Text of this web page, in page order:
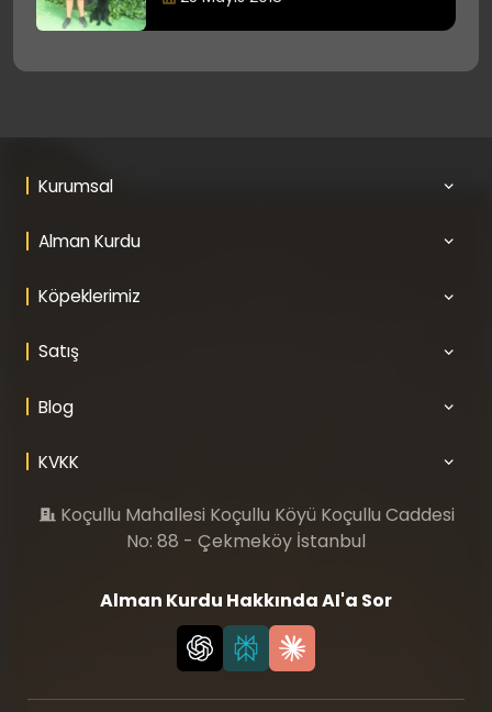
Kurumsal
Alman Kurdu
Köpeklerimiz
Satış
Blog
KVKK
Koçullu Mahallesi Koçullu Köyü Koçullu Caddesi
No: 88 - Çekmeköy İstanbul
Alman Kurdu Hakkında AI'a Sor